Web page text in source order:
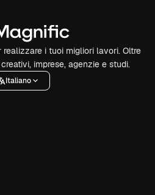
i tuoi migliori lavori. Oltre
imprese, agenzie e studi.
Italiano